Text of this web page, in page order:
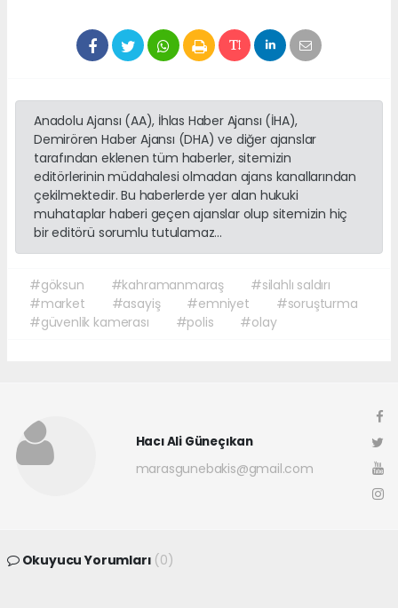
Anadolu Ajansı (AA), İhlas Haber Ajansı (İHA),
Demirören Haber Ajansı (DHA) ve diğer ajanslar
tarafından eklenen tüm haberler, sitemizin
editörlerinin müdahalesi olmadan ajans kanallarından
çekilmektedir. Bu haberlerde yer alan hukuki
muhataplar haberi geçen ajanslar olup sitemizin hiç
bir editörü sorumlu tutulamaz...
#göksun #kahramanmaraş
#silahlı saldırı
#market
#asayiş #emniyet
#soruşturma
#güvenlik kamerası
#polis #olay
Hacı Ali Güneçıkan
marasgunebakis@gmail.com
Okuyucu Yorumları (0)